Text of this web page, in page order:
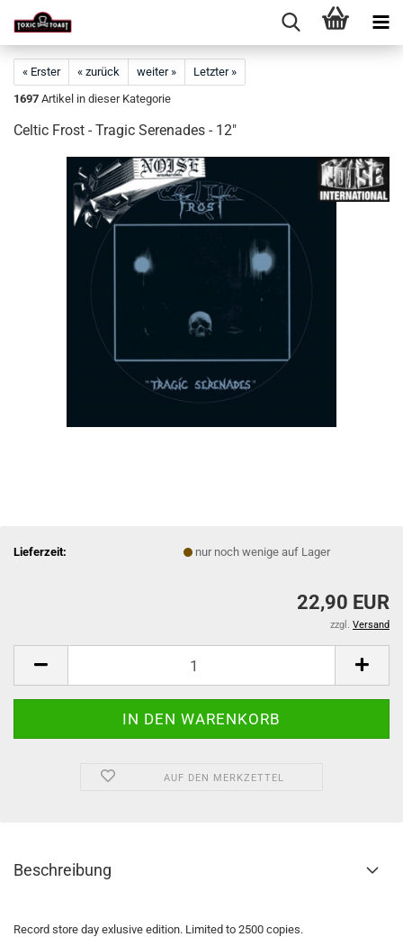
« Erster « zurück weiter »
Letzter »
1697 Artikel in dieser Kategorie
Celtic Frost - Tragic Serenades - 12"
Lieferzeit: nur noch wenige auf Lager
22,90 EUR
zzgl. Versand
AUF DEN MERKZETTEL
Beschreibung
Record store day exlusive edition. Limited to 2500 copies.